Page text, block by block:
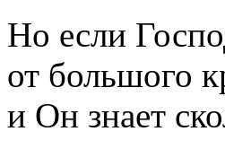
Но если
от большого
и Он знает